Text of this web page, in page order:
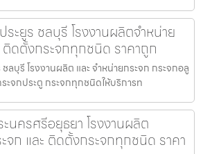
ะยูร ชลบุรี โรงงานผลิตจำหน่าย
ติดตั้งกระจกทุกชนิด ราคาถูก
ลบุรี โรงงานผลิต และ จำหน่ายกระจก กระจกอลู
ะจกประตู กระจกทุกชนิดให้บริการท
นครศรีอยุธยา โรงงานผลิต
จก และ ติดตั้งกระจกทุกชนิด ราคา